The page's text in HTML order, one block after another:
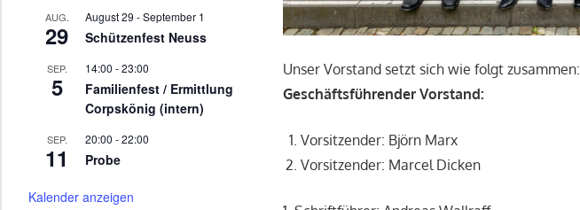
Unser Vorstand setzt sich wie folgt zusammen:
Geschäftsführender Vorstand:
Vorsitzender: Björn Marx
Vorsitzender: Marcel Dicken
AUG.
29
August 29 -September 1
Schützenfest Neuss
SEP.
5
14:00 -23:00
Familienfest / Ermittlung
Corpskönig (intern)
SEP.
11
20:00 -22:00
Probe
Kalender anzeigen